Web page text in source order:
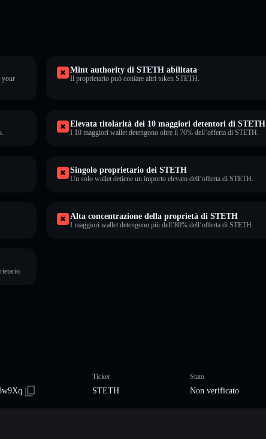
your
Mint authority di STETH abilitata
Il proprietario può coniare altri token STETH.
Elevata titolarità dei 10 maggiori detentori di STETH
I 10 maggiori wallet detengono oltre il 70% dell’offerta di STETH.
Singolo proprietario dei STETH
Un solo wallet detiene un importo elevato dell’offerta di STETH.
Alta concentrazione della proprietà di STETH
I maggiori wallet detengono più dell’80% dell’offerta di STETH.
Ticker
STETH
Stato
Non verificato